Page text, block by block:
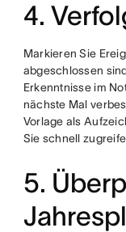
4.
Markieren Sie
abgeschlossen
Erkenntnisse im
nächste Mal
Vorlage als
Sie schnell
5.